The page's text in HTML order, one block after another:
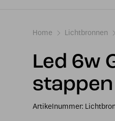
Home Lichtbronnen
Led 6w
Artikelnummer: